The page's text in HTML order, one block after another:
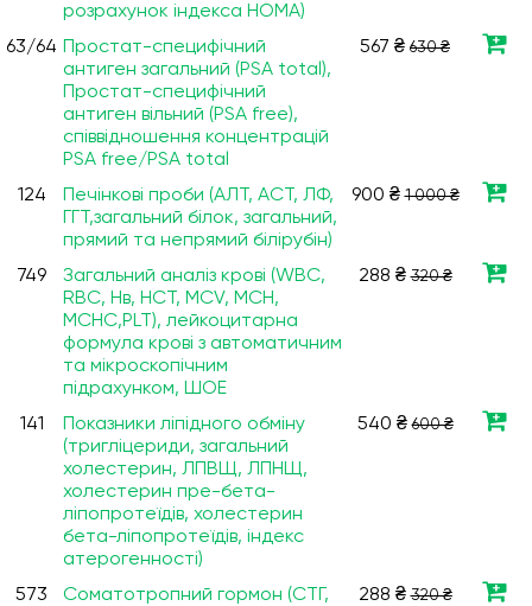
розрахунок індекса НОМА)
63/64
Простат-специфічний
антиген загальний (PSA total),
Простат-специфічний
антиген вільний (PSA free),
співвідношення концентрацій
PSA free/PSA total
567 ₴ 630 ₴
124
Печінкові проби (АЛТ, АСТ, ЛФ,
ГГТ,загальний білок, загальний,
прямий та непрямий білірубін)
900 ₴1 000 ₴
749
Загальний аналіз крові (WBC,
RBC, Нв, HCT, MCV, МСН,
МСНС,PLT), лейкоцитарна
формула крові з автоматичним
та мікроскопічним
підрахунком, ШОЕ
288 ₴320 ₴
141
Показники ліпідного обміну
(тригліцериди, загальний
холестерин, ЛПВЩ, ЛПНЩ,
холестерин пре-бета-
ліпопротеїдів, холестерин
бета-ліпопротеїдів, індекс
атерогенності)
540 ₴600 ₴
573
Соматотропний гормон (СТГ,
288 ₴320 ₴